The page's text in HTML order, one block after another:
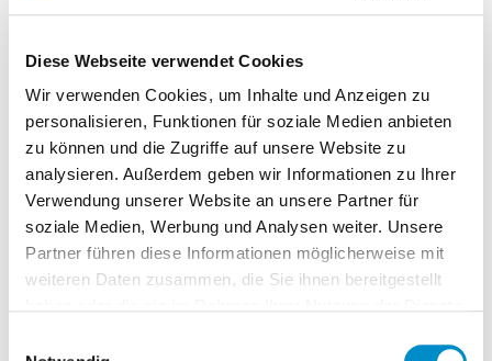
Diese Webseite verwendet Cookies
Wir verwenden Cookies, um Inhalte und Anzeigen zu
personalisieren, Funktionen für soziale Medien anbieten
zu können und die Zugriffe auf unsere Website zu
analysieren. Außerdem geben wir Informationen zu Ihrer
Verwendung unserer Website an unsere Partner für
soziale Medien, Werbung und Analysen weiter. Unsere
Partner führen diese Informationen möglicherweise mit
weiteren Daten zusammen, die Sie ihnen bereitgestellt
erhöhen. Legen Sie den Fokus unbedingt
werden und reduzieren Sie die
Aussagen, was bisher nicht optimal
gelaufen ist. Holen Sie Ihre Mitarbeiter mit
an Bord und zeigen Sie auf, warum die
Änderungen notwendig sind und wie
wichtig es ist, mit der Zeit zu gehen und
die Veränderungen vorzunehmen. Legen
die Mitarbeiter durch den